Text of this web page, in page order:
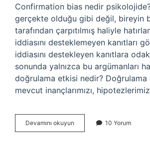
Confirmation bias nedir
gerçekte olduğu gibi değil, bireyin
tarafından çarpıtılmış haliyle
iddiasını desteklemeyen kanıtları
iddiasını destekleyen kanıtlara
sonunda yalnızca bu argümanları
doğrulama etkisi nedir? Doğrulama
mevcut inançlarımızı,
Devamını okuyun Doğrulama
Ön
10 Yorum